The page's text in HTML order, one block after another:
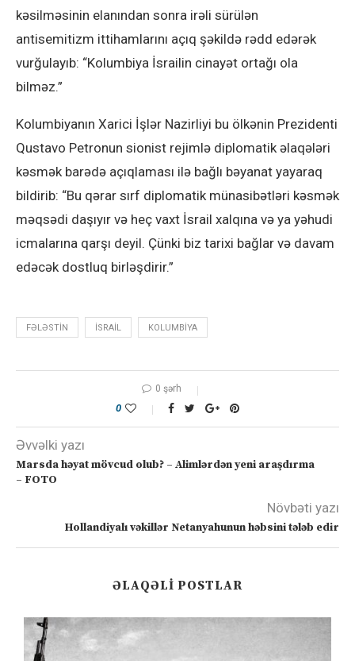
kəsilməsinin elanından sonra irəli sürülən
antisemitizm ittihamlarını açıq şəkildə rədd edərək
vurğulayıb: “Kolumbiya İsrailin cinayət ortağı ola
bilməz.”
Kolumbiyanın Xarici İşlər Nazirliyi bu ölkənin Prezidenti
Qustavo Petronun sionist rejimlə diplomatik əlaqələri
kəsmək barədə açıqlaması ilə bağlı bəyanat yayaraq
bildirib: “Bu qərar sırf diplomatik münasibətləri kəsmək
məqsədi daşıyır və heç vaxt İsrail xalqına və ya yəhudi
icmalarına qarşı deyil. Çünki biz tarixi bağlar və davam
edəcək dostluq birləşdirir.”
FƏLƏSTIN ISRAIL KOLUMBIYA
0 şərh
0
Əvvəlki yazı
Marsda həyat mövcud olub? – Alimlərdən yeni araşdırma
– FOTO
Növbəti yazı
Hollandiyalı vəkillər Netanyahunun həbsini tələb edir
ƏLAQƏLI POSTLAR